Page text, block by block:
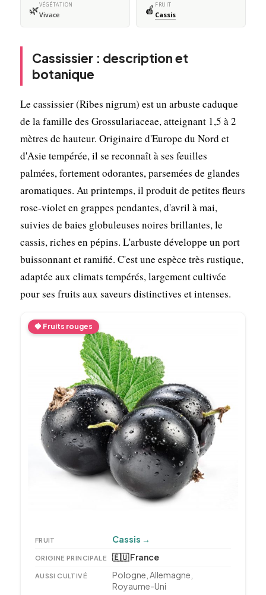
🌿VÉGÉTATION
Vivace 🍎 FRUIT
Cassis
Cassissier : description et
botanique
Le cassissier (Ribes nigrum) est un arbuste caduque
de la famille des Grossulariaceae, atteignant 1,5 à 2
mètres de hauteur. Originaire d'Europe du Nord et
d'Asie tempérée, il se reconnaît à ses feuilles
palmées, fortement odorantes, parsemées de glandes
aromatiques. Au printemps, il produit de petites fleurs
rose-violet en grappes pendantes, d'avril à mai,
suivies de baies globuleuses noires brillantes, le
cassis, riches en pépins. L'arbuste développe un port
buissonnant et ramifié. C'est une espèce très rustique,
adaptée aux climats tempérés, largement cultivée
pour ses fruits aux saveurs distinctives et intenses.
🍓 Fruits rouges
FRUIT Cassis →
ORIGINE PRINCIPALE 🇪🇺 France
AUSSI CULTIVÉ
Pologne, Allemagne,
Royaume-Uni